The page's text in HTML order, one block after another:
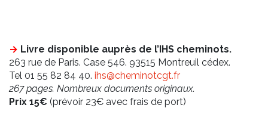
→ Livre disponible auprès de l’IHS cheminots.
263 rue de Paris. Case 546. 93515 Montreuil cédex.
Tel 01 55 82 84 40. ihs@cheminotcgt.fr
267 pages. Nombreux documents originaux.
Prix 15€ (prévoir 23€ avec frais de port)